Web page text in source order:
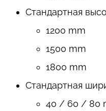
Стандартная
1200 mm
1500 mm
1800 mm
Стандартная
40 / 60 / 80